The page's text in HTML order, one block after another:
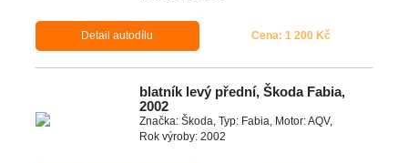
Detail autodílu Cena: 1 200 Kč
blatník levý přední, Škoda Fabia,
2002
Značka: Škoda, Typ: Fabia, Motor: AQV,
Rok výroby: 2002